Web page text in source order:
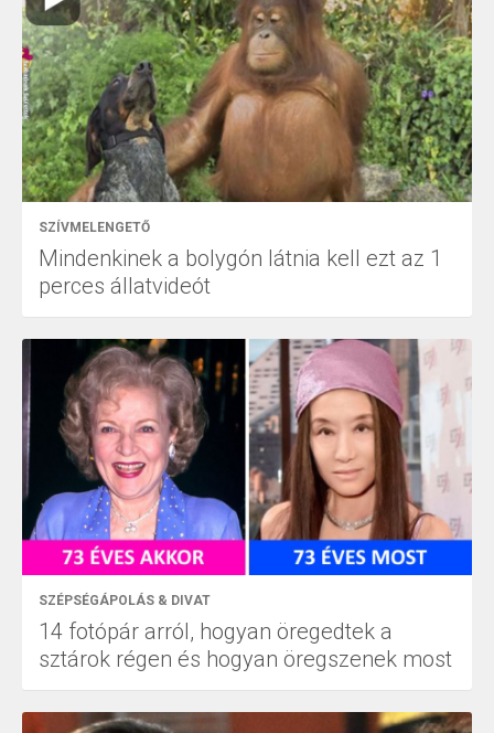
SZÍVMELENGETŐ
Mindenkinek a bolygón látnia kell ezt az 1
perces állatvideót
SZÉPSÉGÁPOLÁS & DIVAT
14 fotópár arról, hogyan öregedtek a
sztárok régen és hogyan öregszenek most